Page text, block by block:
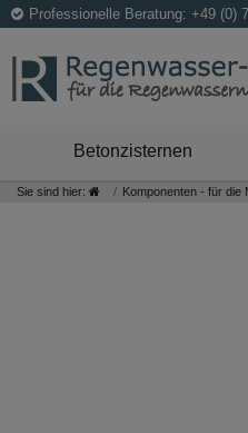
Professionelle Beratung: +49 (0)
Betonzisternen
Sie sind hier: Komponenten - für die